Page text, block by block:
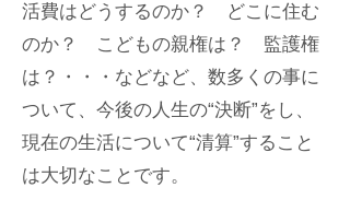
活費はどうするのか？ どこに住む
のか？ こどもの親権は？ 監護権
は？・・・などなど、数多くの事に
ついて、今後の人生の“決断”をし、
現在の生活について“清算”すること
は大切なことです。